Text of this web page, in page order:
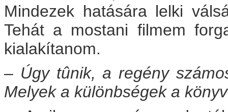
Mindezek hatására lelki
Tehát a mostani filmem
kialakítanom.
– Úgy tûnik, a regény
Melyek a különbségek a